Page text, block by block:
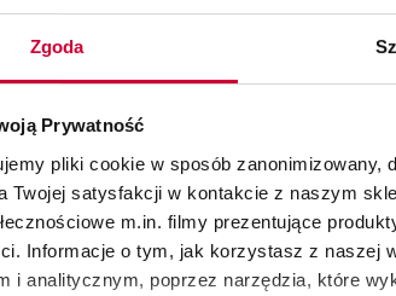
Zgoda
Prywatność
pliki cookie w sposób zanonimizowany,
Twojej satysfakcji w kontakcie z naszym
m.in. filmy prezentujące
Informacje o tym, jak korzystasz z naszej
i analitycznym, poprzez narzędzia, które